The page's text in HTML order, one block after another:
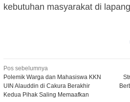
kebutuhan masyarakat di
Navigasi
pos
Pos sebelumnya
Polemik Warga dan Mahasiswa KKN
UIN Alauddin di Cakura Berakhir
Kedua Pihak Saling Memaafkan